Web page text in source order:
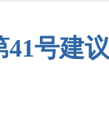
号建议